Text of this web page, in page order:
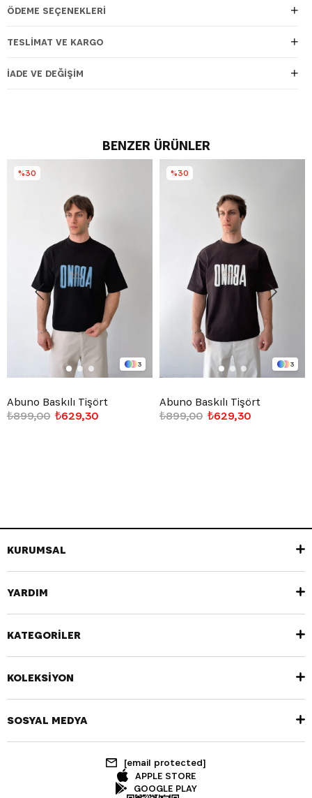
ÖDEME SEÇENEKLERI
TESLIMAT VE KARGO
İADE VE DEĞIŞIM
BENZER ÜRÜNLER
3
Abuno Baskılı Tişört
₺629,30
₺899,00
%30
3
Abuno Baskılı Tişört
₺629,30
₺899,00
%30
KURUMSAL
YARDIM
KATEGORİLER
KOLEKSİYON
SOSYAL MEDYA
[email protected]
APPLE STORE
GOOGLE PLAY